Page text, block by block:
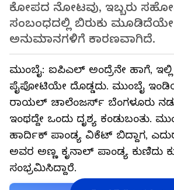
ಕೋಪದ ನೋಟವು, ಇಬ್ಬರು
ಸಂಬಂಧದಲ್ಲಿ ಬಿರುಕು
ಅನುಮಾನಗಳಿಗೆ ಕಾರಣವಾಗಿದೆ.
ಮುಂಬೈ: ಐಪಿಎಲ್ ಅಂದ್ರೆನೇ ಹಾಗೆ,
ಪೈಪೋಟಿಯೇ ದೊಡ್ಡದು. ಮುಂಬೈ
ರಾಯಲ್ ಚಾಲೆಂಜರ್ಸ್ ಬೆಂಗಳೂರು
ಇಂಥದ್ದೇ ಒಂದು ದೃಶ್ಯ ಕಂಡುಬಂತು.
ಹಾರ್ದಿಕ್ ಪಾಂಡ್ಯ ವಿಕೆಟ್ ಬಿದ್ದಾಗ,
ಅವರ ಅಣ್ಣ ಕೃನಾಲ್ ಪಾಂಡ್ಯ ಕುಣಿದು
ಸಂಭ್ರಮಿಸಿದ್ದಾರೆ.